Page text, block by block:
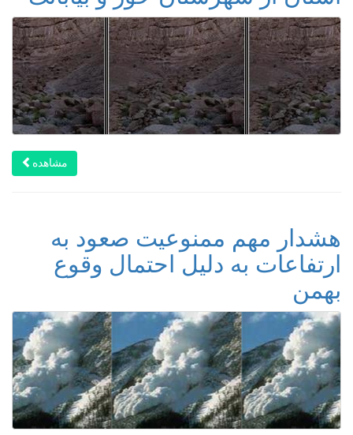
مشاهده
هشدار مهم ممنوعیت صعود به
ارتفاعات به دلیل احتمال وقوع
بهمن